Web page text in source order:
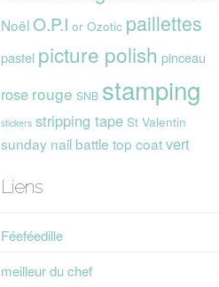
NoëlO.P.I or Ozotic paillettes
pastel picture polish pinceau
rose rouge SNB stamping
stickers stripping tape St Valentin
sunday nail battle top coatvert
Liens
Féeféedille
meilleur du chef